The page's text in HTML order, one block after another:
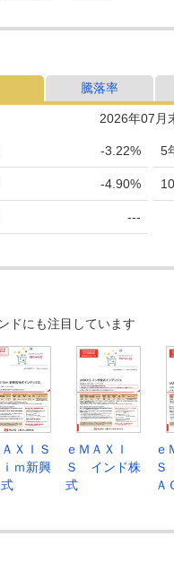
騰落率
2026年07月
-3.22%
-4.90%
---
5
ドにも注目しています
ＸＩＳ
ｉｍ新興
ｅＭＡＸＩ
Ｓ インド株
式
ｅ
Ｓ
Ａ